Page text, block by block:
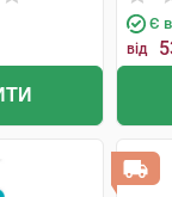
Є в
від